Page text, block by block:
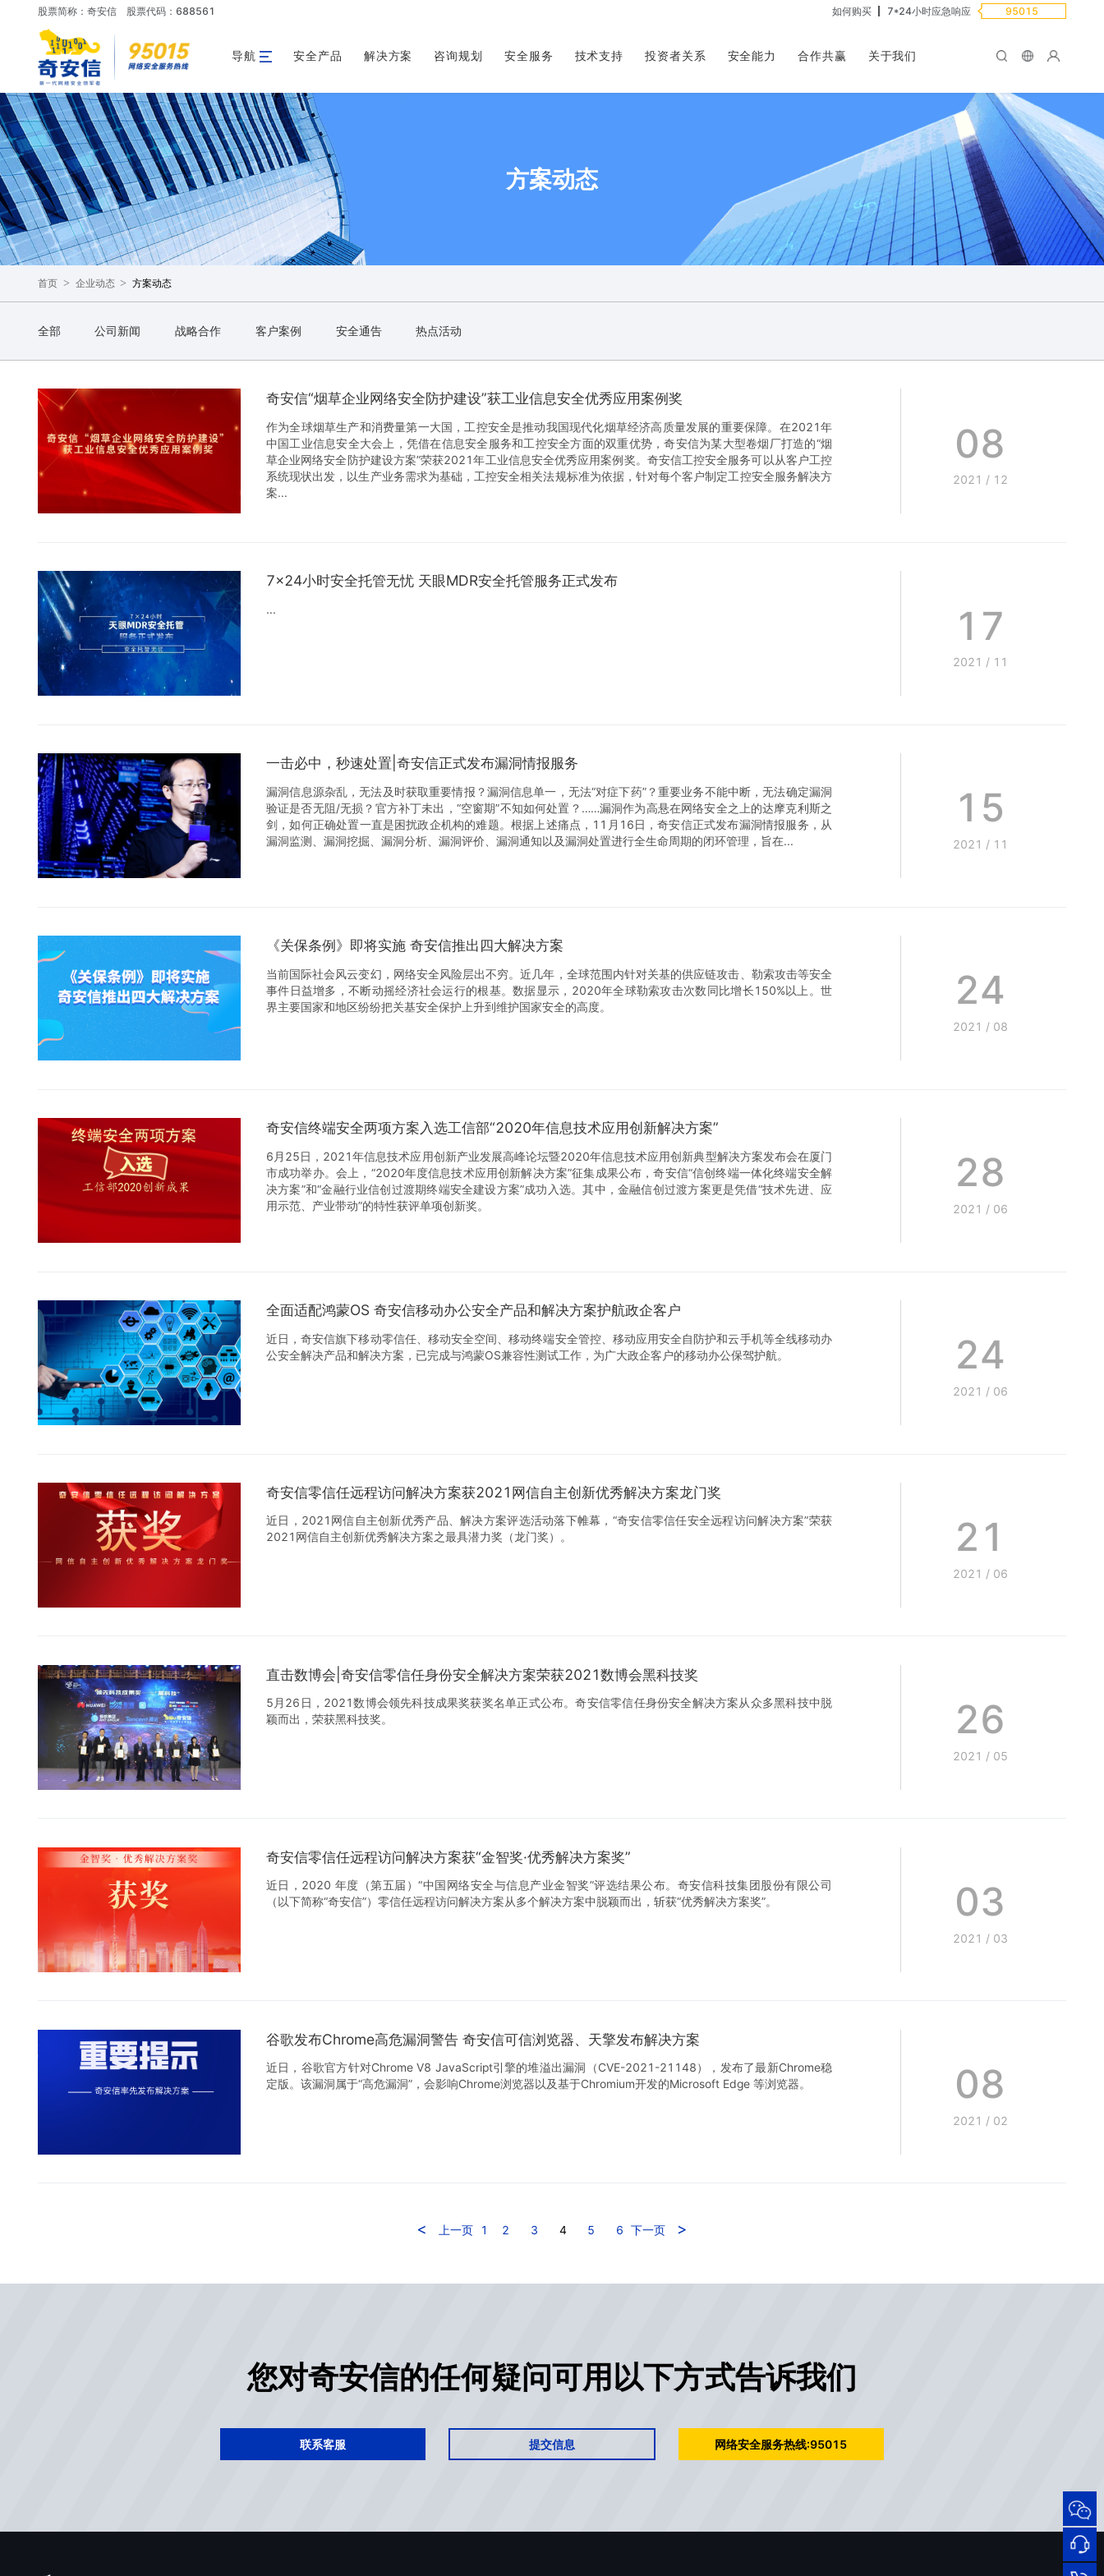
股票简称：奇安信 股票代码：688561 如何购买 7*24小时应急响应 95015
导航 安全产品 解决方案 咨询规划 安全服务 技术支持 投资者关系 安全能力 合作共赢 关于我们
方案动态
首页 > 企业动态 > 方案动态
全部 公司新闻 战略合作 客户案例 安全通告 热点活动
奇安信“烟草企业网络安全防护建设”获工业信息安全优秀应用案例奖
作为全球烟草生产和消费量第一大国，工控安全是推动我国现代化烟草经济高质量发展的重要保障。在2021年
中国工业信息安全大会上，凭借在信息安全服务和工控安全方面的双重优势，奇安信为某大型卷烟厂打造的“烟
草企业网络安全防护建设方案”荣获2021年工业信息安全优秀应用案例奖。奇安信工控安全服务可以从客户工控
系统现状出发，以生产业务需求为基础，工控安全相关法规标准为依据，针对每个客户制定工控安全服务解决方
案...
2021 / 12
08
7×24小时安全托管无忧 天眼MDR安全托管服务正式发布
...
2021 / 11
17
一击必中，秒速处置|奇安信正式发布漏洞情报服务
‍‍‍‍漏洞信息源杂乱，无法及时获取重要情报？漏洞信息单一，无法“对症下药”？重要业务不能中断，无法确定漏洞
验证是否无阻/无损？官方补丁未出，“空窗期”不知如何处置？……漏洞作为高悬在网络安全之上的达摩克利斯之
剑，如何正确处置一直是困扰政企机构的难题。根据上述痛点，11月16日，奇安信正式发布漏洞情报服务，从
漏洞监测、漏洞挖掘、漏洞分析、漏洞评价、漏洞通知以及漏洞处置进行全生命周期的闭环管理，旨在...
2021 / 11
15
《关保条例》即将实施 奇安信推出四大解决方案
当前国际社会风云变幻，网络安全风险层出不穷。近几年，全球范围内针对关基的供应链攻击、勒索攻击等安全
事件日益增多，不断动摇经济社会运行的根基。数据显示，2020年全球勒索攻击次数同比增长150%以上。世
界主要国家和地区纷纷把关基安全保护上升到维护国家安全的高度。
2021 / 08
24
奇安信终端安全两项方案入选工信部“2020年信息技术应用创新解决方案”
6月25日，2021年信息技术应用创新产业发展高峰论坛暨2020年信息技术应用创新典型解决方案发布会在厦门
市成功举办。会上，“2020年度信息技术应用创新解决方案”征集成果公布，奇安信“信创终端一体化终端安全解
决方案”和“金融行业信创过渡期终端安全建设方案”成功入选。其中，金融信创过渡方案更是凭借“技术先进、应
用示范、产业带动”的特性获评单项创新奖。
2021 / 06
28
全面适配鸿蒙OS 奇安信移动办公安全产品和解决方案护航政企客户
近日，奇安信旗下移动零信任、移动安全空间、移动终端安全管控、移动应用安全自防护和云手机等全线移动办
公安全解决产品和解决方案，已完成与鸿蒙OS兼容性测试工作，为广大政企客户的移动办公保驾护航。‍‍‍‍
2021 / 06
24
奇安信零信任远程访问解决方案获2021网信自主创新优秀解决方案龙门奖
近日，2021网信自主创新优秀产品、解决方案评选活动落下帷幕，“奇安信零信任安全远程访问解决方案”荣获
2021网信自主创新优秀解决方案之最具潜力奖（龙门奖）。
2021 / 06
21
直击数博会|奇安信零信任身份安全解决方案荣获2021数博会黑科技奖
5月26日，2021数博会领先科技成果奖获奖名单正式公布。奇安信零信任身份安全解决方案从众多黑科技中脱
颖而出，荣获黑科技奖。
2021 / 05
26
奇安信零信任远程访问解决方案获“金智奖·优秀解决方案奖”
近日，2020 年度（第五届）“中国网络安全与信息产业金智奖”评选结果公布。奇安信科技集团股份有限公司
（以下简称“奇安信”）零信任远程访问解决方案从多个解决方案中脱颖而出，斩获“优秀解决方案奖”。
2021 / 03
03
谷歌发布Chrome高危漏洞警告 奇安信可信浏览器、天擎发布解决方案
近日，谷歌官方针对Chrome V8 JavaScript引擎的堆溢出漏洞（CVE-2021-21148），发布了最新Chrome稳
定版。该漏洞属于“高危漏洞”，会影响Chrome浏览器以及基于Chromium开发的Microsoft Edge 等浏览器。
2021 / 02
08
< 上一页 1 2 3 4 5 6 下一页 >
95015
网络
安全
服务
您对奇安信的任何疑问可用以下方式告诉我们
联系客服 提交信息 网络安全服务热线:95015